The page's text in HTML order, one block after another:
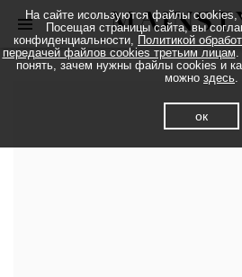
На сайте исользуются файлы cookies,
Посещая страницы сайта, вы
конфиденциальности, Политикой
передачей файлов cookies третьим лицам.
понять, зачем нужны файлы cookies и
можно здесь.
ок